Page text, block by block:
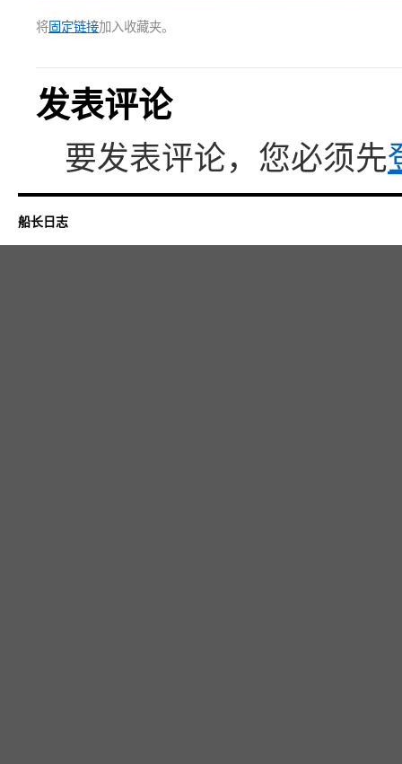
将固定链接加入收藏夹。
发表评论
要发表评论，您必须先
船长日志